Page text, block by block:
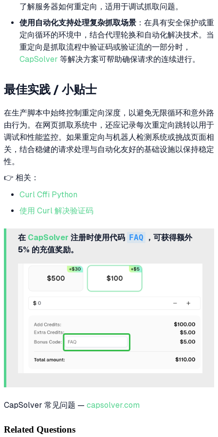
了解服务器如何重定向，适用于调试抓取问题。
使用自动化支持处理复杂抓取场景 ：在具有安全保护或重
定向循环的环境中，结合代理轮换和自动化解决技术。当
重定向是抓取流程中验证码或验证流的一部分时，
CapSolver 等解决方案可帮助确保请求的连续进行。
最佳实践 / 小贴士
在生产脚本中始终控制重定向深度，以避免无限循环和意外路
由行为。在网页抓取系统中，还应记录每次重定向跳转以用于
调试和性能监控。如果重定向与机器人检测系统或挑战页面相
关，结合稳健的请求处理与自动化友好的基础设施以保持稳定
性。
👉 相关：
Curl Cffi Python
使用 Curl 解决验证码
在 CapSolver 注册时使用代码 FAQ
，可获得额外
5% 的充值奖励。
CapSolver 常见问题 — capsolver.com
Related Questions